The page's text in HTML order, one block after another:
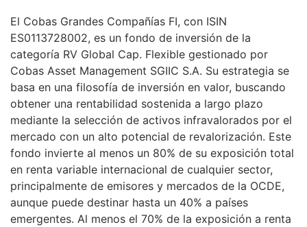
El Cobas Grandes Compañías FI, con ISIN
ES0113728002, es un fondo de inversión de la
categoría RV Global Cap. Flexible gestionado por
Cobas Asset Management SGIIC S.A. Su estrategia se
basa en una filosofía de inversión en valor, buscando
obtener una rentabilidad sostenida a largo plazo
mediante la selección de activos infravalorados por el
mercado con un alto potencial de revalorización. Este
fondo invierte al menos un 80% de su exposición total
en renta variable internacional de cualquier sector,
principalmente de emisores y mercados de la OCDE,
aunque puede destinar hasta un 40% a países
emergentes. Al menos el 70% de la exposición a renta